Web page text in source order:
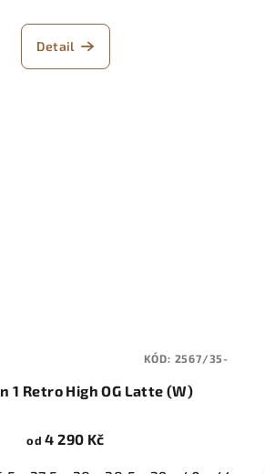
Detail
1 Retro High OG Latte (W)
od 4 290 Kč
KÓD: 2567/35-